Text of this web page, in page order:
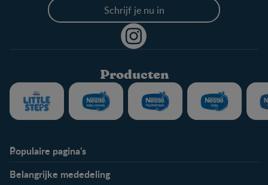
Schrijf je nu in
Producten
Populaire pagina's
Veelgestelde vragen
Belangrijke mededeling